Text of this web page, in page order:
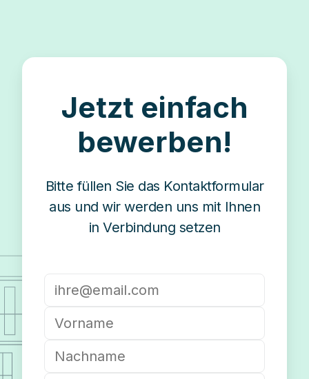
Jetzt einfach
bewerben!
Bitte füllen Sie das Kontaktformular
aus und wir werden uns mit Ihnen
in Verbindung setzen